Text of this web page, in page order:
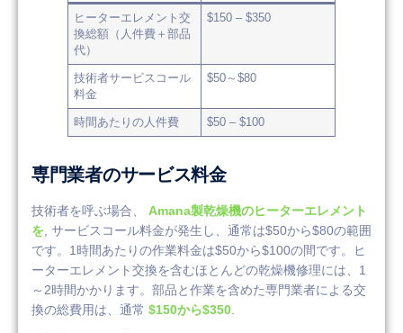
ヒーターエレメント交
換総額（人件費＋部品
代）
$150 – $350
技術者サービスコール
料金
$50～$80
時間あたりの人件費 $50 – $100
専門業者のサービス料金
技術者を呼ぶ場合、 Amana製乾燥機のヒーターエレメント
を , サービスコール料金が発生し、通常は$50から$80の範囲
です。1時間あたりの作業料金は$50から$100の間です。ヒ
ーターエレメント交換を含むほとんどの乾燥機修理には、1
～2時間かかります。部品と作業を含めた専門業者による交
換の総費用は、通常 $150から$350